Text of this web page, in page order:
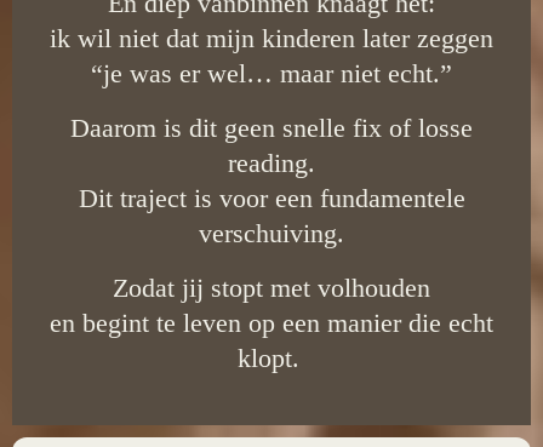
ik wil niet dat mijn kinderen later zeggen
“je was er wel… maar niet echt.”
Daarom is dit geen snelle fix of losse
reading.
Dit traject is voor een fundamentele
verschuiving.
Zodat jij stopt met volhouden
en begint te leven op een manier die echt
klopt.